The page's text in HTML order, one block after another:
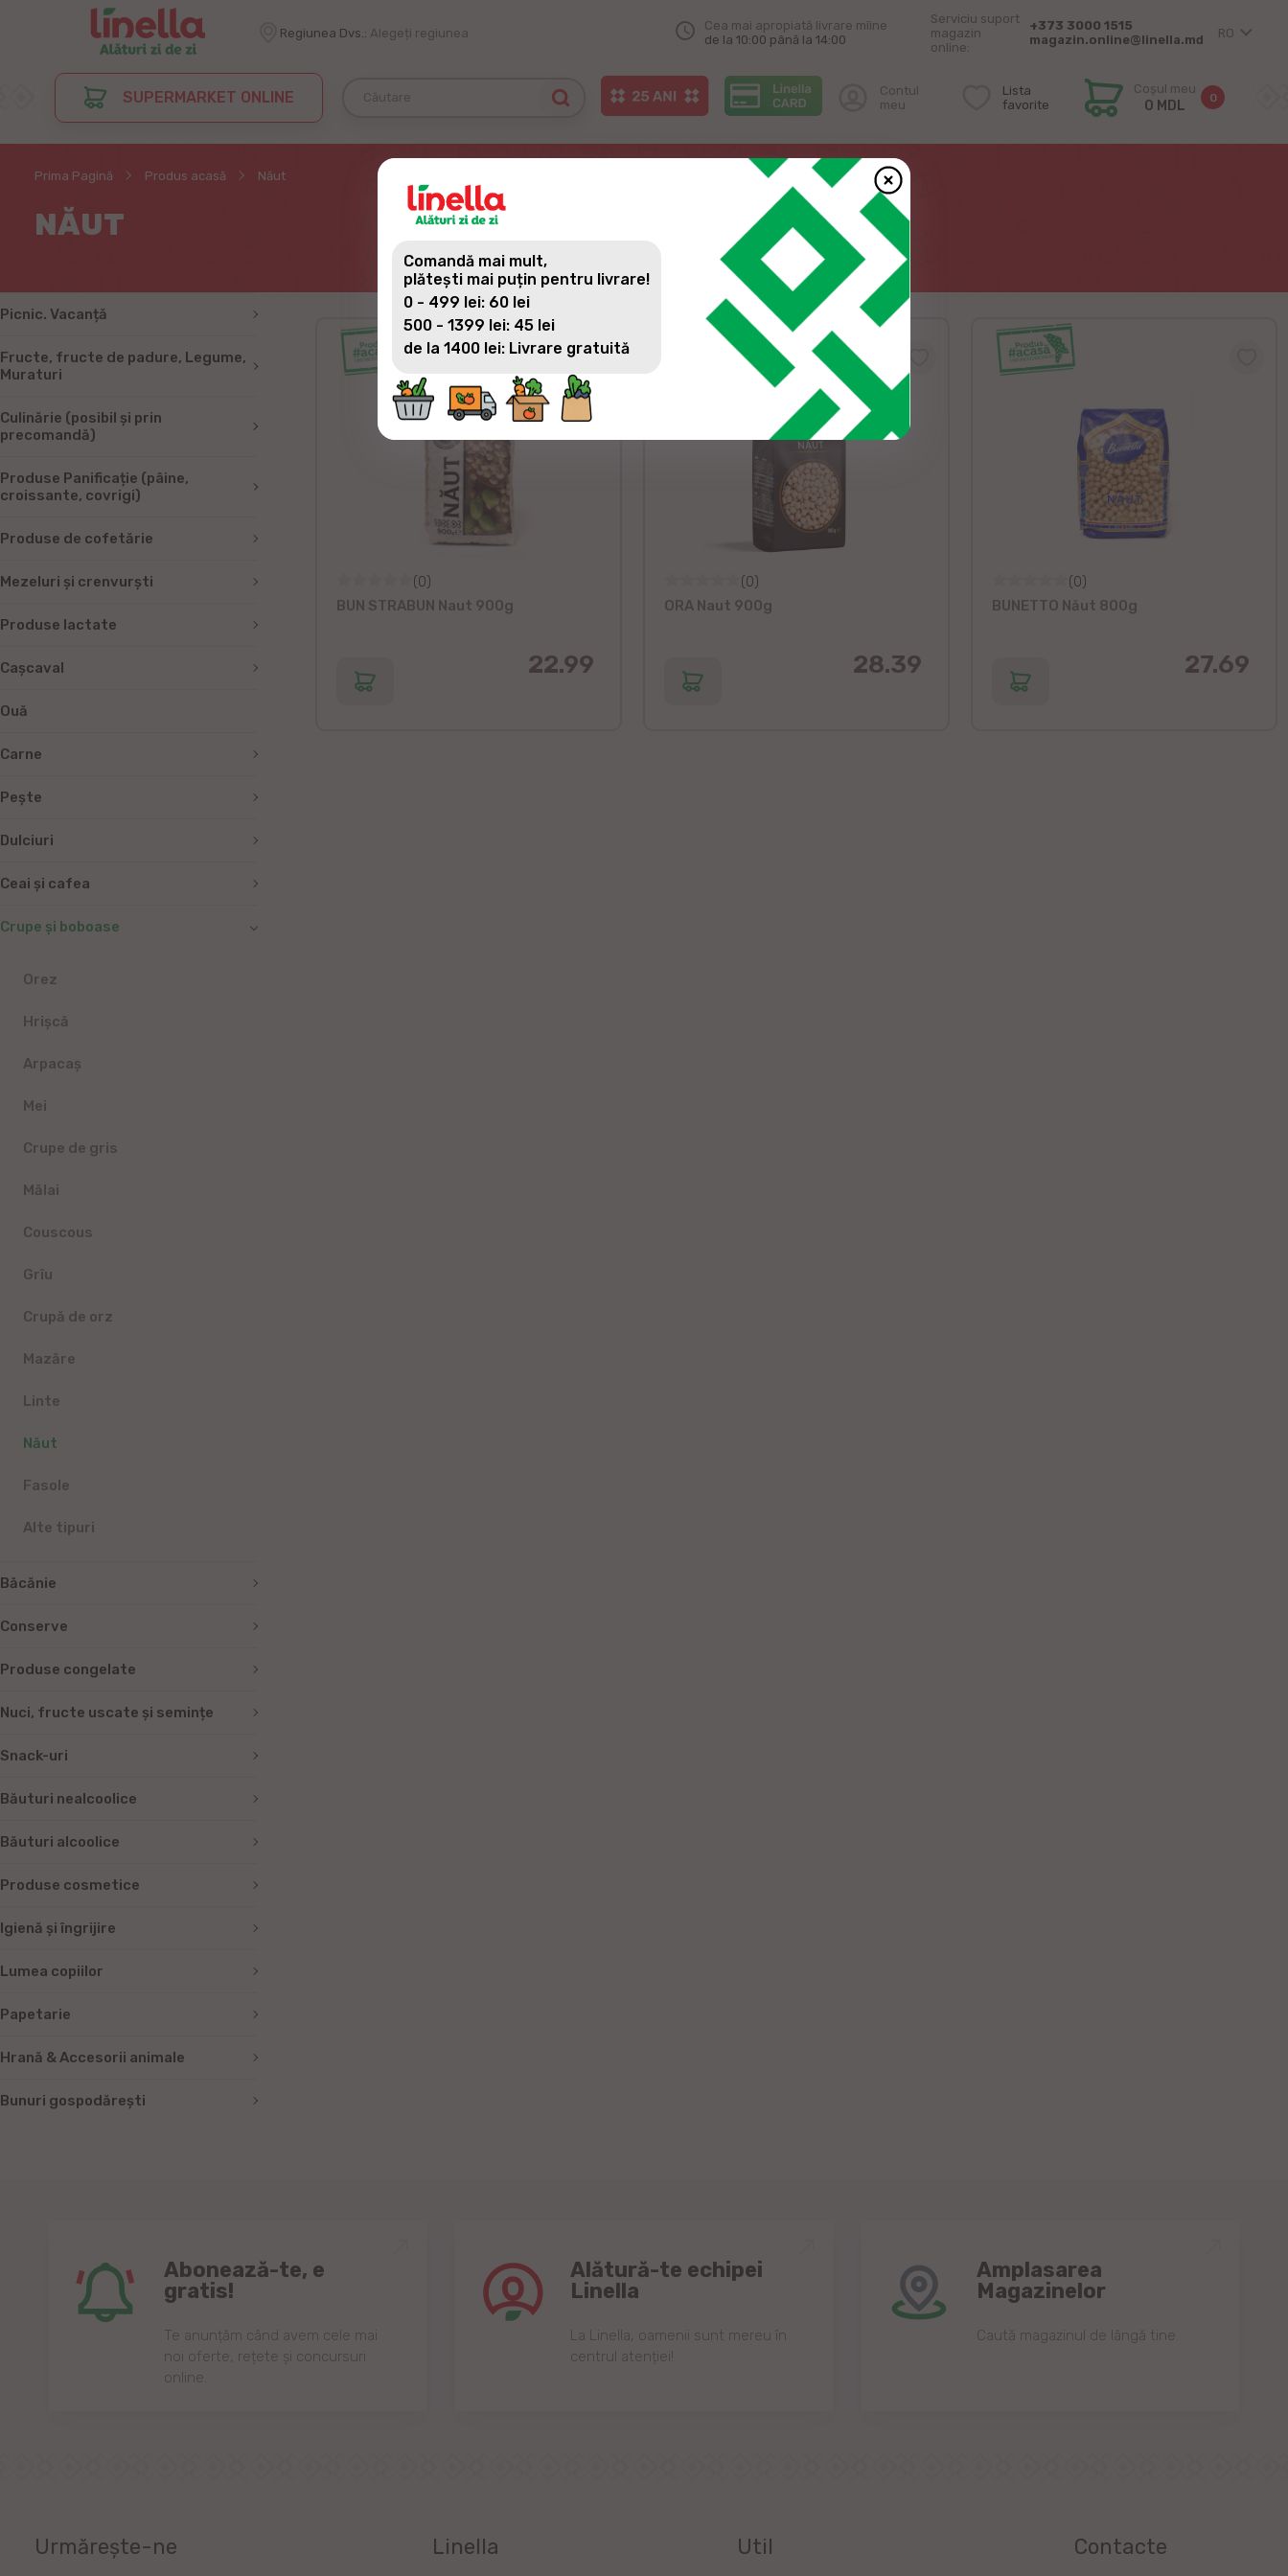
Regiunea Dvs.: Alegeți regiunea
Cea mai apropiată livrare mîine
de la 10:00 până la 14:00
Serviciu suport
magazin
online:
+373 3000 1515
magazin.online@linella.md
RO
SUPERMARKET ONLINE
Contul
meu
Lista
favorite
Coșul meu
0 MDL 0
Prima Pagină Produs acasă Năut
NĂUT
Picnic. Vacanță
Fructe, fructe de padure, Legume,
Muraturi
Culinărie (posibil și prin
precomandă)
Produse Panificație (pâine,
croissante, covrigi)
Produse de cofetărie
Mezeluri și crenvurști
Produse lactate
Cașcaval
Ouă
Carne
Peşte
Dulciuri
Ceai și cafea
Crupe și boboase
Orez
Hrișcă
Arpacaș
Mei
Crupe de gris
Mălai
Couscous
Grîu
Crupă de orz
Mazăre
Linte
Năut
Fasole
Alte tipuri
Băcănie
Conserve
Produse congelate
Nuci, fructe uscate și semințe
Snack-uri
Băuturi nealcoolice
Băuturi alcoolice
Produse cosmetice
Igienă și îngrijire
Lumea copiilor
Papetarie
Hrană & Accesorii animale
Bunuri gospodărești
(0)
BUN STRABUN Naut 900g
22.99
(0)
ORA Naut 900g
28.39
(0)
BUNETTO Năut 800g
27.69
Abonează-te, e
gratis!
Te anunțăm când avem cele mai
noi oferte, rețete și concursuri
online.
Alătură-te echipei
Linella
Lа Linellа, oаmenii sunt mereu în
centrul аtenției!
Amplasarea
Magazinelor
Caută magazinul de lângă tine.
Urmărește-ne Linella Util Contacte
Comandă mai mult,
plătești mai puțin pentru livrare!
0 - 499 lei: 60 lei
500 - 1399 lei: 45 lei
de la 1400 lei: Livrare gratuită